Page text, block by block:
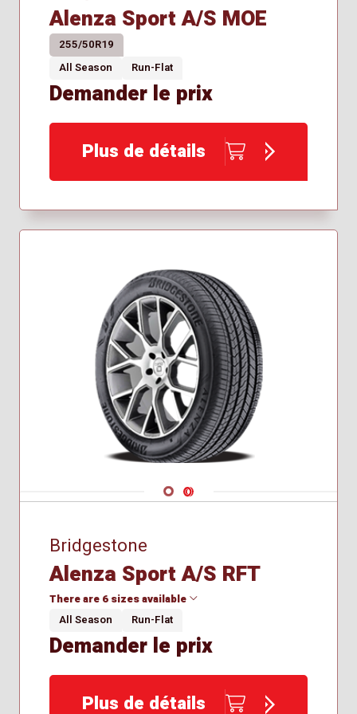
265/50R19
265/60R18
265/65R17
265/65R18
265/70R16
275/40R22
275/65R18
295/40R21
Alenza Sport A/S MOE
255/50R19
All Season
Run-Flat
Demander le prix
Plus de détails
Navigate 1
Navigate 2
Bridgestone
Alenza Sport A/S RFT
There are 6 sizes available
275/45R20
235/55R19
All Season Run-Flat
Demander le prix
Plus de détails